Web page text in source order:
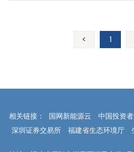
< 1
相关链接： 国网新能源云 中国投资者
深圳证券交易所
福建省生态环境厅